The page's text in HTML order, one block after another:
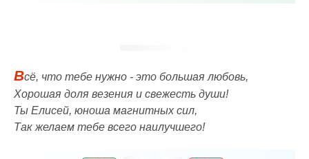
Всё, что тебе нужно - это большая любовь,
Хорошая доля везения и свежесть души!
Ты Елисей, юноша магнитных сил,
Так желаем тебе всего наилучшего!